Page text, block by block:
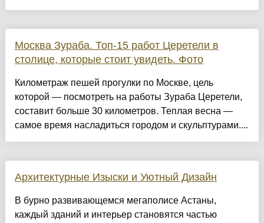
Москва Зураба. Топ-15 работ Церетели в
столице, которые стоит увидеть. Фото
Километраж пешей прогулки по Москве, цель
которой — посмотреть на работы Зураба Церетели,
составит больше 30 километров. Теплая весна —
самое время насладиться городом и скульптурами....
Архитектурные Изыски и Уютный Дизайн
​В бурно развивающемся мегаполисе Астаны,
каждый зданий и интерьер становятся частью